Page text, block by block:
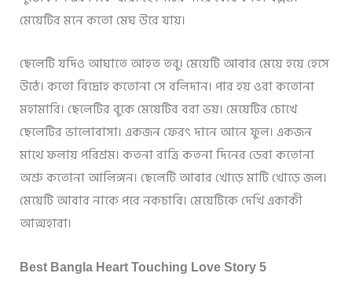
মেয়েটির মনে কতো মেঘ উরে যায়।
ছেলেটি যদিও আঘাতে আহত তবু। মেয়েটি আবার মেয়ে হয়ে হেসে
উঠে। কতো বিদ্রোহ কতোনা সে বলিদান। পার হয় ওরা কতোনা
মহামারি। ছেলেটির বুকে মেয়েটির বরা ভয়। মেয়েটির চোখে
ছেলেটির ভালোবাসা। একজন ফেরৎ দানে আনে ফুল। একজন
মাথে ফলায় পরিশ্রম। কতনা রাত্রি কতনা দিনের ডেরা কতোনা
অশ্রু কতোনা আলিঙ্গন। ছেলেটি আবার খোড়ে মাটি খোড়ে জল।
মেয়েটি আবার নাকে পরে নকচাবি। মেয়েটিকে দেখি একাকী
আত্মহারা।
Best Bangla Heart Touching Love Story 5